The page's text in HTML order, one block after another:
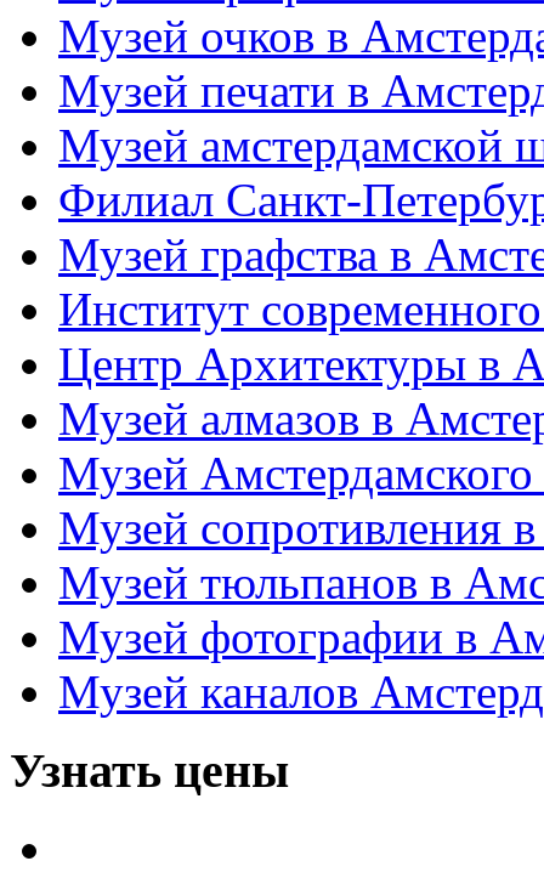
Музей очков в
Музей печати в
Музей амстердамской
Филиал Санкт-
Музей графства в
Институт
Центр Архитектуры в
Музей алмазов в
Музей Амстердамского
Музей сопротивления
Музей тюльпанов в
Музей фотографии в
Музей каналов
Узнать цены